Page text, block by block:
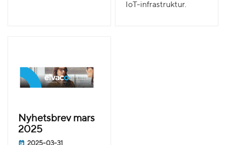
IoT-infrastruktur.
Nyhetsbrev mars
2025